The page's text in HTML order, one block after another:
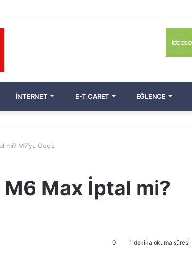
İNTERNET E-TICARET EĞLENCE
mi? M7’ye Geçiş
Max İptal mi?
0 1 dakika okuma süresi